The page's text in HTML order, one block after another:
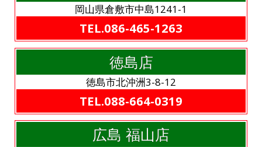
岡山県倉敷市中島1241-1
TEL.086-465-1263
徳島店
徳島市北沖洲3-8-12
TEL.088-664-0319
広島 福山店